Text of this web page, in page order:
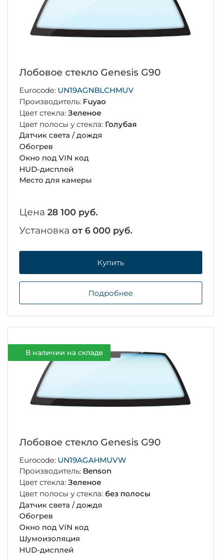
Лобовое стекло Genesis G90
Eurocode: UN19AGNBLCHMUV
Производитель: Fuyao
Цвет стекла: Зеленое
Цвет полосы у стекла: Голубая
Датчик света / дождя
Обогрев
Окно под VIN код
HUD-дисплей
Место для камеры
Цена 28 100 руб.
Установка от 6 000 руб.
Купить
Подробнее
В наличии на складе
Лобовое стекло Genesis G90
Eurocode: UN19AGAHMUVW
Производитель: Benson
Цвет стекла: Зеленое
Цвет полосы у стекла: без полосы
Датчик света / дождя
Обогрев
Окно под VIN код
Шумоизоляция
HUD-дисплей